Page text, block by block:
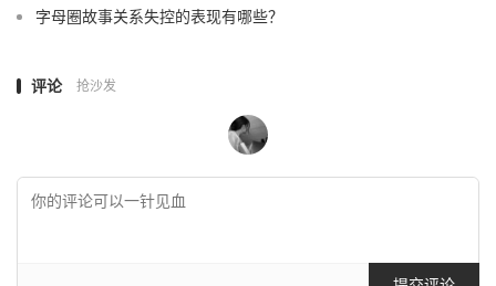
字母圈故事关系失控的表现有哪些？
评论 抢沙发